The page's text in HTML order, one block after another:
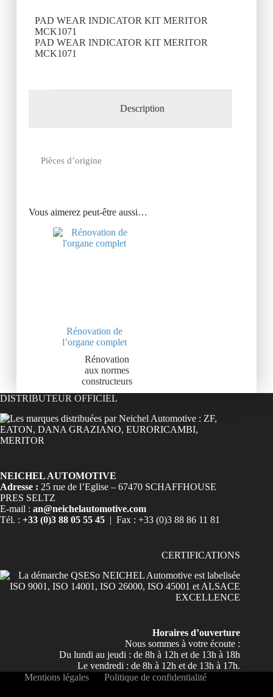
PAD WEAR INDICATOR KIT MERITOR
MCK1071
PAD WEAR INDICATOR KIT MERITOR
MCK1071
Description
Pièces d’origine
Vous aimerez peut-être aussi…
Rénovation de
l’organe complet
Rénovation
aux normes
constructeurs
DISTRIBUTEUR OFFICIEL
NEICHEL AUTOMOTIVE
Adresse : 25 rue de l’Eglise – 67470 SCHAFFHOUSE
PRES SELTZ
E-mail : an@neichelautomotive.com
Tél. : +33 (0)3 88 05 55 45 | Fax : +33 (0)3 88 86 11 81
CERTIFICATIONS
Horaires d’ouverture
Nous sommes à votre écoute :
Du lundi au jeudi : de 8h à 12h et de 13h à 18h
Le vendredi : de 8h à 12h et de 13h à 17h.
Mentions légales
Politique de confidentialité